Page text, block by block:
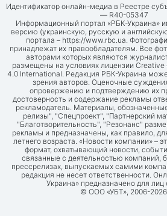
Идентификатор онлайн-медиа в Реестре
— R40-05347
Информационный портал «РБК-Украина»
версию (украинскую, русскую и
портала – https://www.rbc.ua.
принадлежат их правообладателям. Все
авторами которых являются
размещены на условиях лицензии Creative
4.0 International. Редакция РБК-Украина
зрения авторов. Оценочные
опровержению и подтверждению их
достоверность и содержание рекламы
рекламодатель. Материалы,
релизы", "Спецпроект", "Партнерский
"Благотворительность", "Резонанс"
рекламы и предназначены, как правило,
летнего возраста. «Новости компании» –
формат, охватывающий новости,
связанные с деятельностью компаний,
прессрелизах, выпускаемых самими
редакция не несет ответственности.
Украина» предназначено для лиц
© ООО «УБТ», 2006-